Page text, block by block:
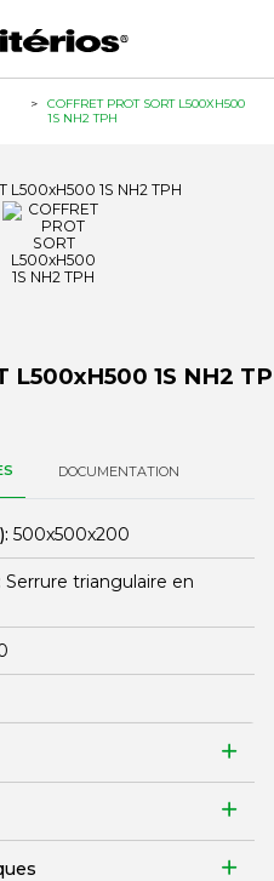
>
COFFRET PROT SORT L500XH500
1S NH2 TPH
L500xH500 1S NH2
DOCUMENTATION
500x500x200
Serrure triangulaire en